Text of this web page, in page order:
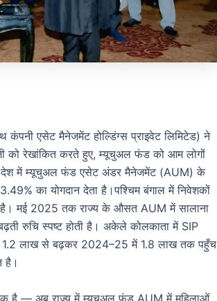
एसेट मैनेजमेंट होल्डिंग्स प्राइवेट लिमिटेड) ने
को रेखांकित करते हुए, म्यूचुअल फंड को आम लोगों
देश में म्यूचुअल फंड एसेट अंडर मैनेजमेंट (AUM) के
का योगदान देता है।पश्चिम बंगाल में निवेशकों
है। मई 2025 तक राज्य के औसत AUM में सालाना
रुचि स्पष्ट होती है। अकेले कोलकाता में SIP
1.2 लाख से बढ़कर 2024–25 में 1.8 लाख तक पहुँच
है।
है — अब राज्य में म्यूचुअल फंड AUM में महिलाओं